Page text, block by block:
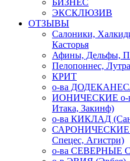
БИЗНЕС
ЭКСКЛЮЗИВ
ОТЗЫВЫ
Салоники,
Касторья
Афины, Дельфы,
Пелопоннес,
КРИТ
о-ва
ИОНИЧЕСКИЕ о-ва
Итака, Закинф)
о-ва КИКЛАД
САРОНИЧЕСКИЕ
Спецес, Агистри)
о-ва СЕВЕРНЫЕ